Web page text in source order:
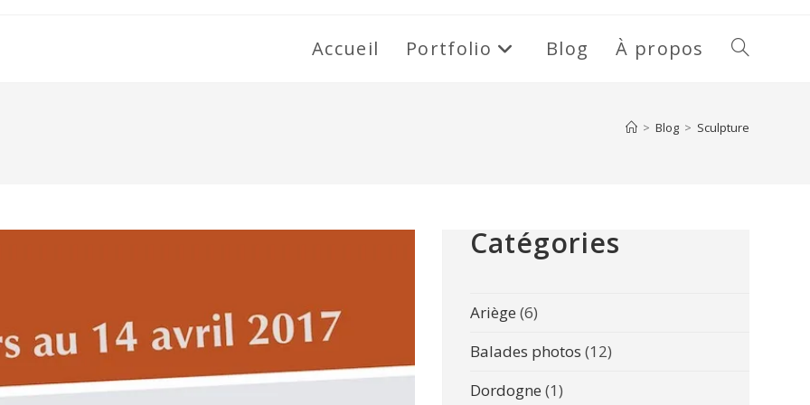
Accueil Portfolio Blog À propos Toggle
> Blog > Sculpture
Catégories
Ariège (6)
Balades photos (12)
Dordogne (1)